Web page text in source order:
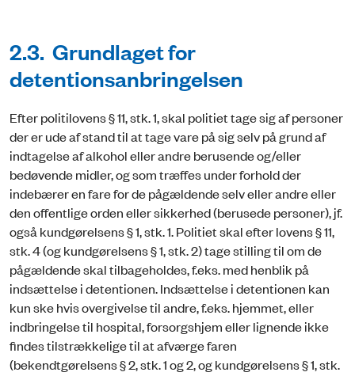
2.3. Grundlaget for
detentionsanbringelsen
Efter politilovens § 11, stk. 1, skal politiet tage sig af personer
der er ude af stand til at tage vare på sig selv på grund af
indtagelse af alkohol eller andre beru­sende og/eller
bedøvende midler, og som træffes under forhold der
indebærer en fare for de pågældende selv eller andre eller
den offentlige orden eller sikkerhed (berusede personer), jf.
også kundgørelsens § 1, stk. 1. Politiet skal efter lovens § 11,
stk. 4 (og kundgørelsens § 1, stk. 2) tage stilling til om de
pågældende skal tilbageholdes, f.eks. med henblik på
indsættelse i detentionen. Indsættelse i detentionen kan
kun ske hvis overgivelse til andre, f.eks. hjemmet, eller
indbringelse til hospital, forsorgshjem eller lignende ikke
findes tilstrækkelige til at afværge faren
(bekendtgørelsens § 2, stk. 1 og 2, og kundgørelsens § 1, stk.